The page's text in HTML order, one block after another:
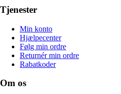
Tjenester
Min konto
Hjælpecenter
Følg min ordre
Returnér min ordre
Rabatkoder
Om os